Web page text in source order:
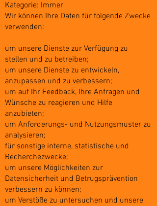
Kategorie: Immer
Wir können Ihre Daten für folgende Zwecke
verwenden:
um unsere Dienste zur Verfügung zu
stellen und zu betreiben;
um unsere Dienste zu entwickeln,
anzupassen und zu verbessern;
um auf Ihr Feedback, Ihre Anfragen und
Wünsche zu reagieren und Hilfe
anzubieten;
um Anforderungs- und Nutzungsmuster zu
analysieren;
für sonstige interne, statistische und
Recherchezwecke;
um unsere Möglichkeiten zur
Datensicherheit und Betrugsprävention
verbessern zu können;
um Verstöße zu untersuchen und unsere